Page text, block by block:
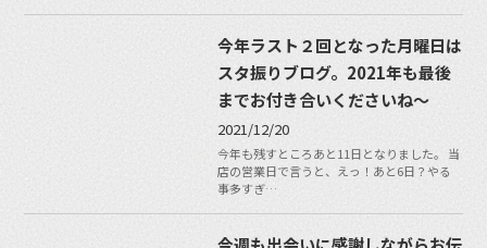
今年ラスト２回となった月曜日は
スタ振りブログ。2021年も最後
までお付き合いくださいね〜
2021/12/20
今年も残すところあと11日となりました。 当
店の営業日で言うと、えっ！あと6日？やる
事多すぎ…